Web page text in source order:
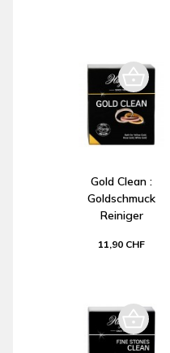
Gold Clean :
Goldschmuck
Reiniger
11,90 CHF